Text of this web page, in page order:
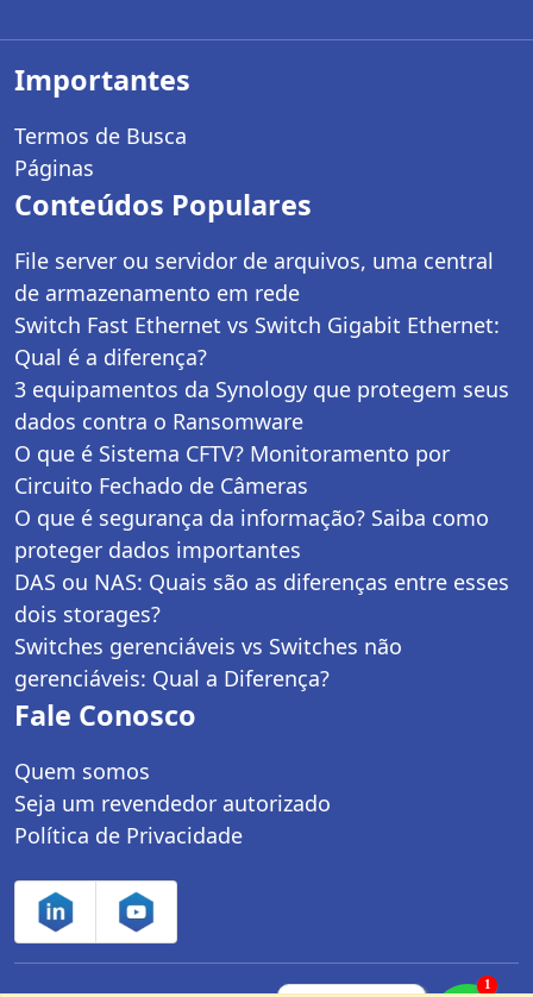
Importantes
Termos de Busca
Páginas
Conteúdos Populares
File server ou servidor de arquivos, uma central
de armazenamento em rede
Switch Fast Ethernet vs Switch Gigabit Ethernet:
Qual é a diferença?
3 equipamentos da Synology que protegem seus
dados contra o Ransomware
O que é Sistema CFTV? Monitoramento por
Circuito Fechado de Câmeras
O que é segurança da informação? Saiba como
proteger dados importantes
DAS ou NAS: Quais são as diferenças entre esses
dois storages?
Switches gerenciáveis vs Switches não
gerenciáveis: Qual a Diferença?
Fale Conosco
Quem somos
Seja um revendedor autorizado
Política de Privacidade
1